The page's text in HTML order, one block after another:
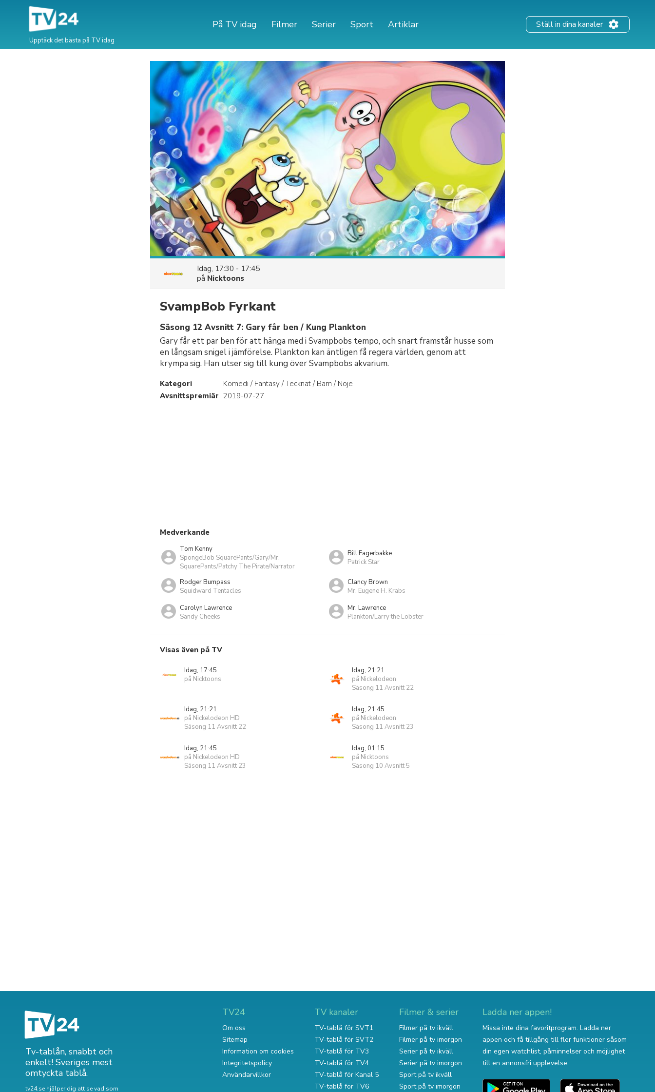
Upptäck det bästa på TV idag
På TV idag Filmer Serier Sport Artiklar Ställ in dina kanaler
Idag, 17:30 - 17:45
på Nicktoons
SvampBob Fyrkant
Säsong 12 Avsnitt 7: Gary får ben / Kung Plankton
Gary får ett par ben för att hänga med i Svampbobs tempo, och snart framstår husse som
en långsam snigel i jämförelse. Plankton kan äntligen få regera världen, genom att
krympa sig. Han utser sig till kung över Svampbobs akvarium.
Kategori
Komedi / Fantasy / Tecknat / Barn / Nöje
Avsnittspremiär 2019-07-27
Medverkande
Tom Kenny
SpongeBob SquarePants/Gary/Mr.
SquarePants/Patchy The Pirate/Narrator
Bill Fagerbakke
Patrick Star
Rodger Bumpass
Squidward Tentacles
Clancy Brown
Mr. Eugene H. Krabs
Carolyn Lawrence
Sandy Cheeks
Mr. Lawrence
Plankton/Larry the Lobster
Visas även på TV
Idag, 17:45
på Nicktoons
Idag, 21:21
på Nickelodeon
Säsong 11 Avsnitt 22
Idag, 21:21
på Nickelodeon HD
Säsong 11 Avsnitt 22
Idag, 21:45
på Nickelodeon
Säsong 11 Avsnitt 23
Idag, 21:45
på Nickelodeon HD
Säsong 11 Avsnitt 23
Idag, 01:15
på Nicktoons
Säsong 10 Avsnitt 5
Tv-tablån, snabbt och
enkelt! Sveriges mest
omtyckta tablå.
tv24.se hjälper dig att se vad som
TV24
Om oss
Sitemap
Information om cookies
Integritetspolicy
Användarvillkor
TV kanaler
TV-tablå för SVT1
TV-tablå för SVT2
TV-tablå för TV3
TV-tablå för TV4
TV-tablå för Kanal 5
TV-tablå för TV6
Filmer & serier
Filmer på tv ikväll
Filmer på tv imorgon
Serier på tv ikväll
Serier på tv imorgon
Sport på tv ikväll
Sport på tv imorgon
Ladda ner appen!
Missa inte dina favoritprogram. Ladda ner
appen och få tillgång till fler funktioner såsom
din egen watchlist, påminnelser och möjlighet
till en annonsfri upplevelse.